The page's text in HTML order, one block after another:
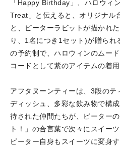
「Happy Birthday」、ハロウィ
Treat」と伝えると、オリジナル
と、ピーターラビットが描かれ
り、1名につき1セット)が贈ら
の予約制で、ハロウィンのムー
コードとして紫のアイテムの着
アフタヌーンティーは、3段の
ディッシュ、多彩な飲み物で構
待された仲間たちが、ピーター
ト！」の合言葉で次々にスイー
ピーター自身もスイーツに変身